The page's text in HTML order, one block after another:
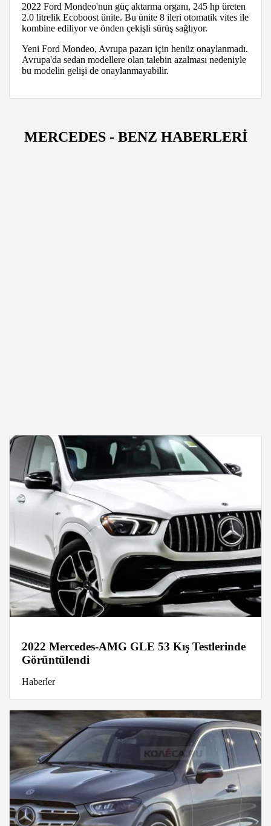
2022 Ford Mondeo'nun güç aktarma organı, 245 hp üreten
2.0 litrelik Ecoboost ünite. Bu ünite 8 ileri otomatik vites ile
kombine ediliyor ve önden çekişli sürüş sağlıyor.
Yeni Ford Mondeo, Avrupa pazarı için henüz onaylanmadı.
Avrupa'da sedan modellere olan talebin azalması nedeniyle
bu modelin gelişi de onaylanmayabilir.
MERCEDES - BENZ HABERLERİ
2022 Mercedes-AMG GLE 53 Kış Testlerinde
Görüntülendi
Haberler